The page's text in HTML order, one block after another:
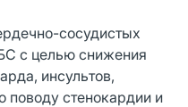
сосудистых
с целью снижения
инсультов,
поводу стенокардии и